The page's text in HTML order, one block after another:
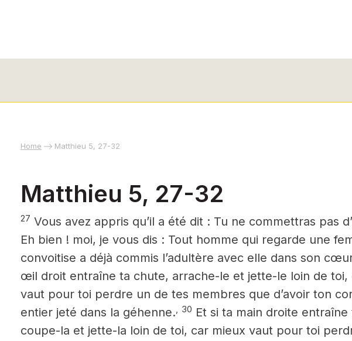
Home Matthieu 5, 27-32
Matthieu 5, 27-32
27 Vous avez appris qu’il a été dit : Tu ne commettras pas
Eh bien ! moi, je vous dis : Tout homme qui regarde une
convoitise a déjà commis l’adultère avec elle dans son
œil droit entraîne ta chute, arrache-le et jette-le loin de toi,
vaut pour toi perdre un de tes membres que d’avoir ton
entier jeté dans la géhenne.
30 Et si ta main droite entraîne
coupe-la et jette-la loin de toi, car mieux vaut pour toi